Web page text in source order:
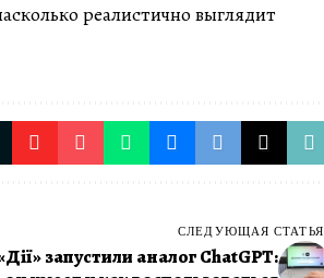
реалистично выглядит
СЛЕДУЮЩАЯ СТАТЬЯ
запустили аналог ChatGPT: